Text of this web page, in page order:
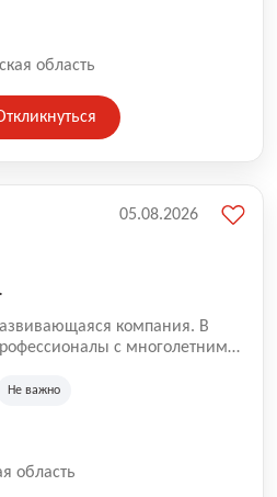
блоков свободной
область
компания. В
с многолетним
накопленный опыт позволяют
Не важно
область
05.08.2026